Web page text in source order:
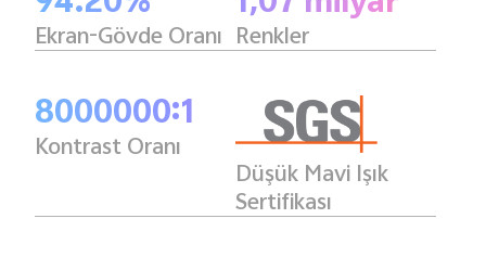
Ekran-Gövde Oranı Renkler
8000000:1
Kontrast Oranı
Düşük Mavi Işık
Sertifikası